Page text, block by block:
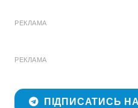
РЕКЛАМА
РЕКЛАМА
ПІДПИСАТИСЬ